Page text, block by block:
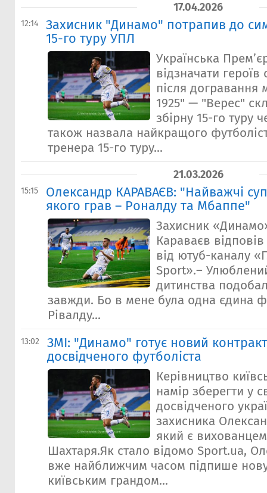
17.04.2026
12:14
Захисник "Динамо" потрапив до
15-го туру УПЛ
Українська
відзначати героїв
після догравання
1925" — "Верес"
збірну 15-го туру
також назвала найкращого
тренера 15-го туру...
21.03.2026
15:15
Олександр КАРАВАЄВ: "Найважчі
якого грав – Роналду та Мбаппе"
Захисник
Караваєв
від ютуб-каналу
Sport».–
дитинства
завжди. Бо в мене була одна єдина
Рівалду...
13:02
ЗМІ: "Динамо" готує новий
досвідченого футболіста
Керівництво
намір зберегти у
досвідченого
захисника
який є
Шахтаря.Як стало відомо Sport.ua,
вже найближчим часом підпише
київським грандом...